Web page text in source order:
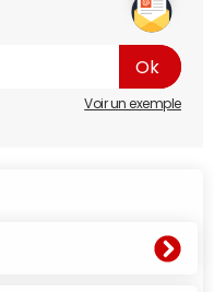
Voir un exemple